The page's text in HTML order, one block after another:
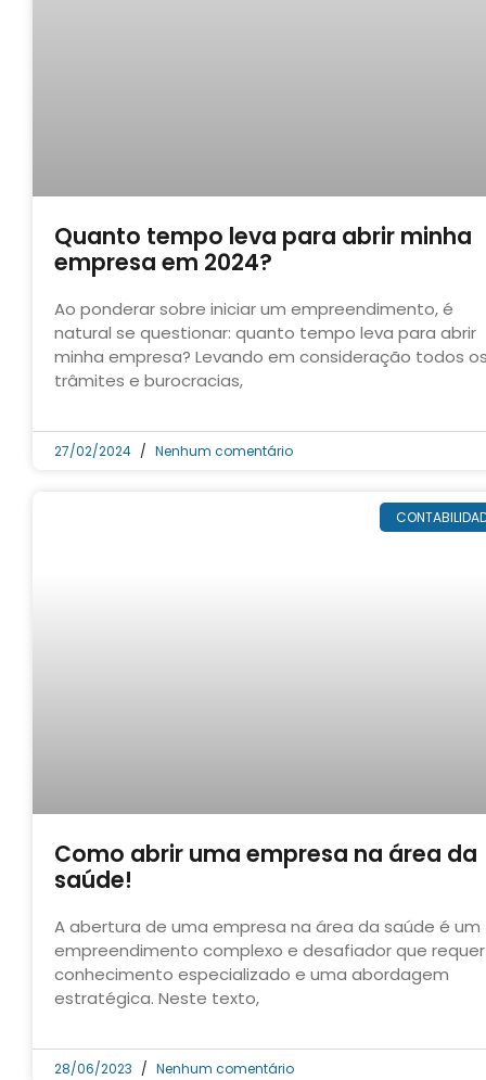
Quanto tempo leva para abrir minha
empresa em 2024?
Ao ponderar sobre iniciar um empreendimento, é
natural se questionar: quanto tempo leva para abrir
minha empresa? Levando em consideração todos
trâmites e burocracias,
27/02/2024 Nenhum comentário
Como abrir uma empresa na área da
saúde!
A abertura de uma empresa na área da saúde é um
empreendimento complexo e desafiador que requer
conhecimento especializado e uma abordagem
estratégica. Neste texto,
28/06/2023 Nenhum comentário